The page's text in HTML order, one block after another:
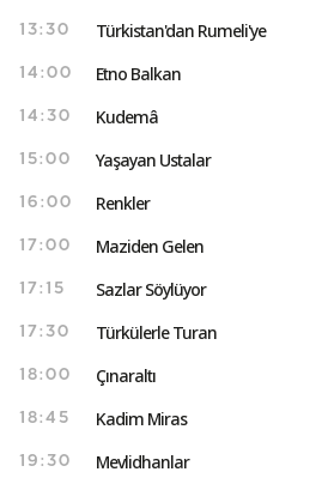
13:30 Türkistan'dan Rumeli'ye
14:00 Etno Balkan
14:30 Kudemâ
15:00 Yaşayan Ustalar
16:00 Renkler
17:00 Maziden Gelen
17:15 Sazlar Söylüyor
17:30 Türkülerle Turan
18:00 Çınaraltı
18:45 Kadim Miras
19:30 Mevlidhanlar